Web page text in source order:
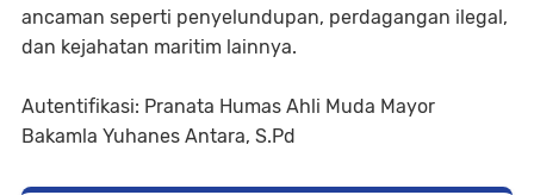
ancaman seperti penyelundupan, perdagangan ilegal,
dan kejahatan maritim lainnya.
Autentifikasi: Pranata Humas Ahli Muda Mayor
Bakamla Yuhanes Antara, S.Pd